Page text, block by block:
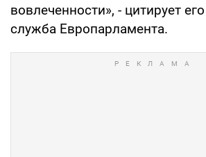
вовлеченности», - цитирует
служба Европарламента.